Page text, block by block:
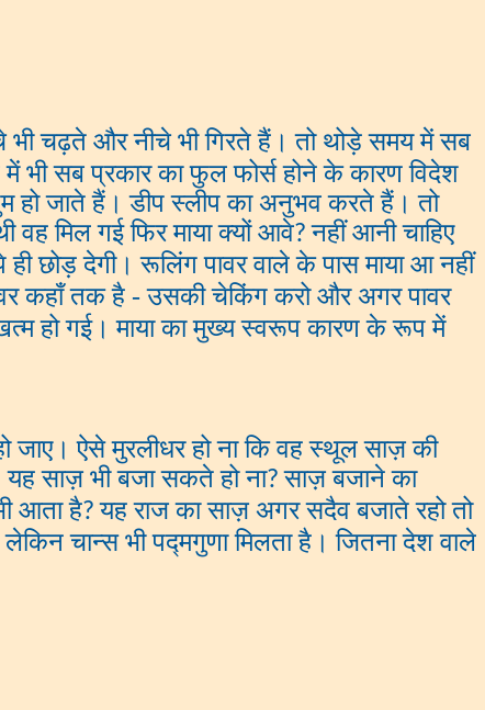
भी चढ़ते और नीचे भी गिरते हैं। तो थोड़े समय में सब
सब प्रकार का फुल फोर्स होने के कारण विदेश
हो जाते हैं। डीप स्लीप का अनुभव करते हैं। तो
वह मिल गई फिर माया क्यों आवे?नहीं आनी चाहिए
छोड़ देगी। रूलिंग पावर वाले के पास माया आ नहीं
कहाँ तक है - उसकी चेकिंग करो और अगर पावर
खत्म हो गई। माया का मुख्य स्वरूप कारण के रूप में
जाए। ऐसे मुरलीधर हो ना कि वह स्थूल साज़ की
यह साज़ भी बजा सकते हो ना?साज़ बजाने का
आता है?यह राज का साज़ अगर सदैव बजाते रहो तो
चान्स भी पद्मगुणा मिलता है। जितना देश वाले